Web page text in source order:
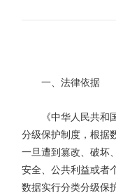
一、法律依据
《中华人民共
分级保护制度，根据
一旦遭到篡改、破坏
安全、公共利益或者
数据实行分类分级保